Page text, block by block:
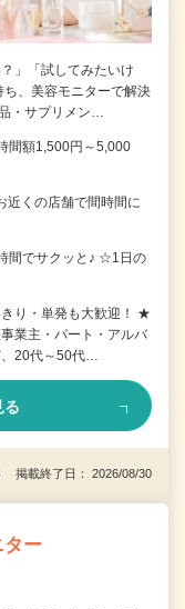
」「試してみたいけ
、美容モニターで解決
・サプリメン…
間額1,500円～5,000
くの店舗で間時間に
間でサクッと♪ ☆1日の
り・単発も大歓迎！ ★
業主・パート・アルバ
、20代～50代…
る
掲載終了日： 2026/08/30
ター